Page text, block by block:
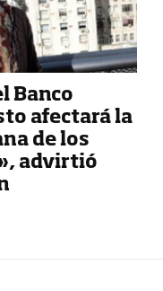
Banco
afectará la
de los
advirtió